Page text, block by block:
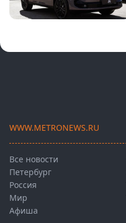
WWW.METRONEWS.RU
Все новости
Петербург
Россия
Мир
Афиша